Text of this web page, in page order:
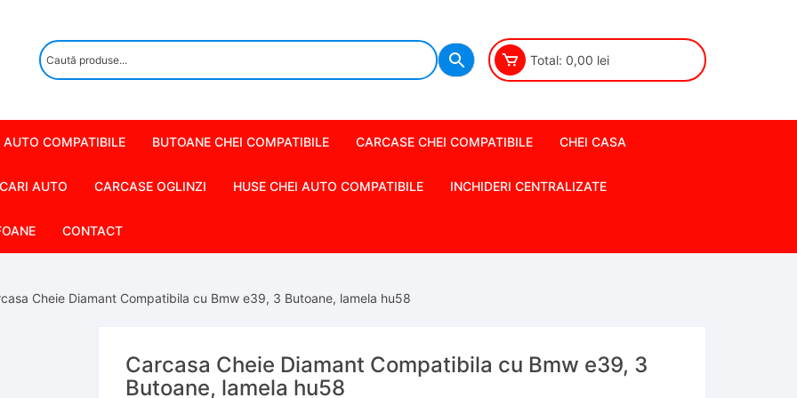
Total: 0,00 lei
AUTO COMPATIBILE BUTOANE CHEI COMPATIBILE CARCASE CHEI COMPATIBILE CHEI CASA
AUTO CARCASE OGLINZI HUSE CHEI AUTO COMPATIBILE INCHIDERI CENTRALIZATE
CONTACT
Cheie Diamant Compatibila cu Bmw e39, 3 Butoane, lamela hu58
Carcasa Cheie Diamant Compatibila cu Bmw e39, 3
Butoane, lamela hu58